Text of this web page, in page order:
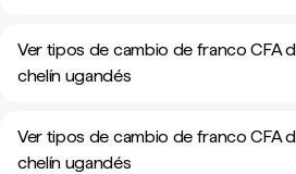
Ver tipos de cambio de franco CFA
chelín ugandés
Ver tipos de cambio de franco CFA
chelín ugandés